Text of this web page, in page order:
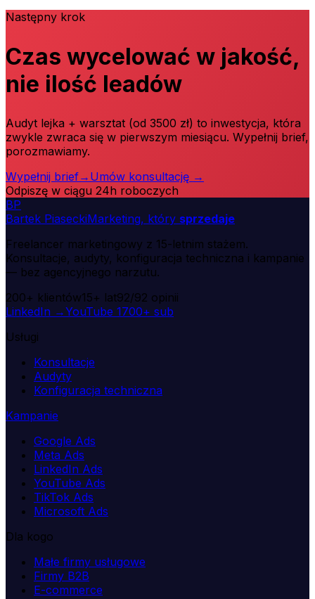
Następny krok
Czas wycelować w jakość,
nie ilość leadów
Audyt lejka + warsztat (od 3500 zł) to inwestycja, która
zwykle zwraca się w pierwszym miesiącu. Wypełnij brief,
porozmawiamy.
Wypełnij brief→ Umów konsultację →
Odpiszę w ciągu 24h roboczych
BP
Bartek PiaseckiMarketing, który sprzedaje
Freelancer marketingowy z 15-letnim stażem.
Konsultacje, audyty, konfiguracja techniczna i kampanie
— bez agencyjnego narzutu.
200+ klientów15+ lat92/92 opinii
LinkedIn →YouTube 1700+ sub
Usługi
Konsultacje
Audyty
Konfiguracja techniczna
Kampanie
Google Ads
Meta Ads
LinkedIn Ads
YouTube Ads
TikTok Ads
Microsoft Ads
Dla kogo
Małe firmy usługowe
Firmy B2B
E-commerce